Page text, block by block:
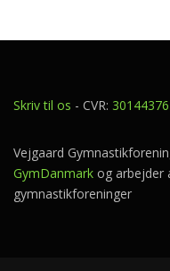
Skriv til os - CVR: 30144376
Vejgaard
GymDanmark og arbejder
gymnastikforeninger